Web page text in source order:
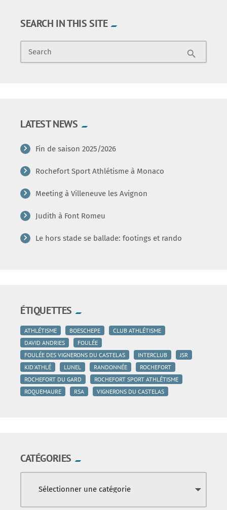
SEARCH IN THIS SITE
Search search
LATEST NEWS
Fin de saison 2025/2026
Rochefort Sport Athlétisme à Monaco
Meeting à Villeneuve les Avignon
Judith à Font Romeu
Le hors stade se ballade: footings et rando
ÉTIQUETTES
ATHLÉTISME BOESCHEPE
CLUB ATHLÉTISME
DAVID ANDRIES
FOULÉE
FOULÉE DES VIGNERONS DU CASTELAS
INTERCLUB
JSR
KID'ATHLÉ
LUNEL RANDONNÉE
ROCHEFORT
ROCHEFORT DU GARD
ROCHEFORT SPORT ATHLÉTISME
ROQUEMAURE
RSA VIGNERONS DU CASTELAS
CATÉGORIES